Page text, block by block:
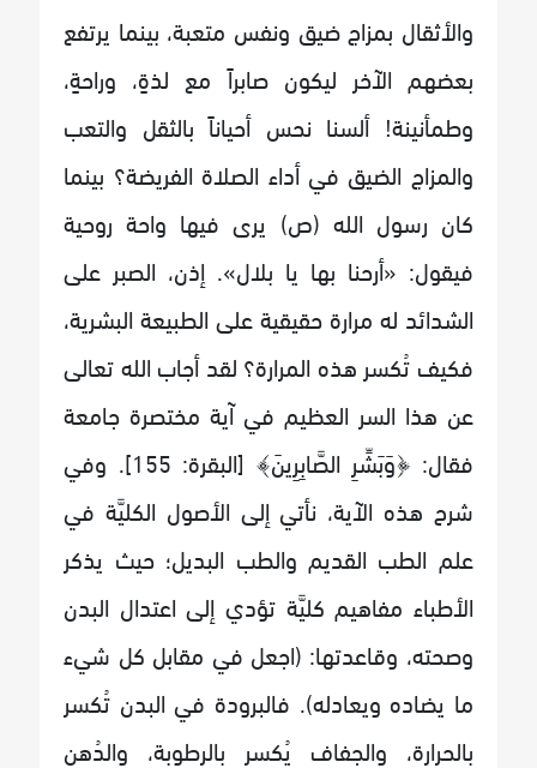
والأثقال بمزاج ضيق ونفس متعبة، بينما يرتفع
بعضهم الآخر ليكون صابراً مع لذةٍ، وراحةٍ،
وطمأنينة! ألسنا نحس أحياناً بالثقل والتعب
والمزاج الضيق في أداء الصلاة الفريضة؟ بينما
كان رسول الله (ص) يرى فيها واحة روحية
فيقول: «أرحنا بها يا بلال». إذن، الصبر على
الشدائد له مرارة حقيقية على الطبيعة البشرية،
فكيف تُكسر هذه المرارة؟ لقد أجاب الله تعالى
عن هذا السر العظيم في آية مختصرة جامعة
فقال: ﴿وَبَشِّرِ الصَّابِرِينَ﴾ [البقرة: 155]. وفي
شرح هذه الآية، نأتي إلى الأصول الكليَّة في
علم الطب القديم والطب البديل؛ حيث يذكر
الأطباء مفاهيم كليَّة تؤدي إلى اعتدال البدن
وصحته، وقاعدتها: (اجعل في مقابل كل شيء
ما يضاده ويعادله). فالبرودة في البدن تُكسر
بالحرارة، والجفاف يُكسر بالرطوبة، والدُهن